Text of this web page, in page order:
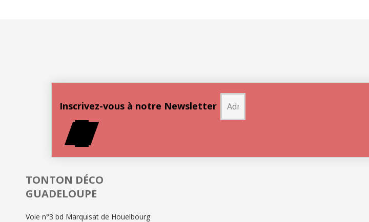
Inscrivez-vous à notre Newsletter
TONTON DÉCO
GUADELOUPE
Voie n°3 bd Marquisat de Houelbourg